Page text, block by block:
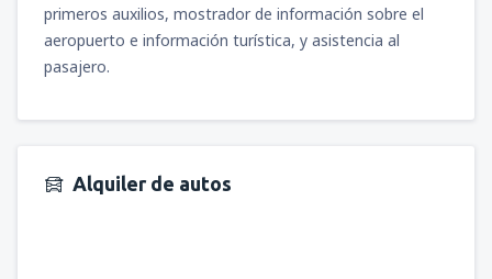
primeros auxilios, mostrador de información sobre el
aeropuerto e información turística, y asistencia al
pasajero.
Alquiler de autos